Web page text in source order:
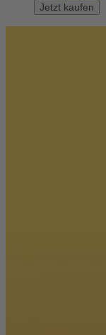
Jetzt kaufen